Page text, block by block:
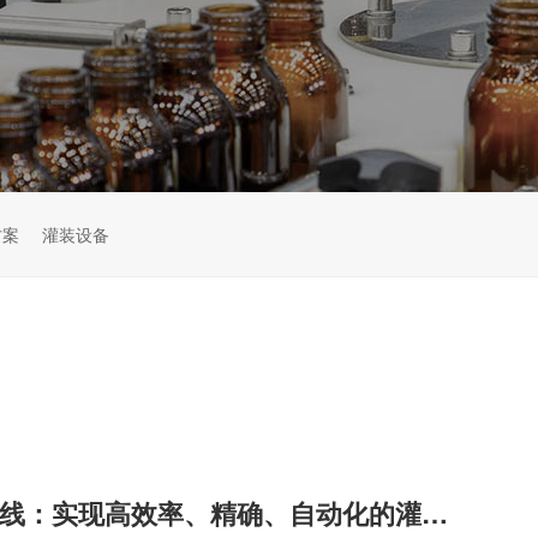
灌装设备
全自动灌装生产线：实现高效率、精确、自动化的灌装生产